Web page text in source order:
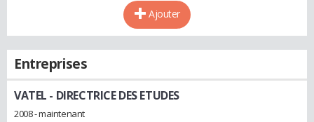
Ajouter
Entreprises
VATEL - DIRECTRICE DES ETUDES
2008 - maintenant